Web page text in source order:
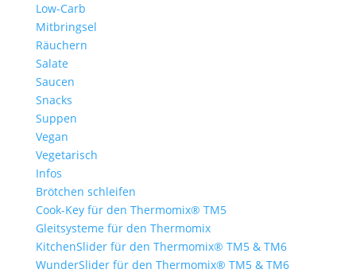
Low-Carb
Mitbringsel
Räuchern
Salate
Saucen
Snacks
Suppen
Vegan
Vegetarisch
Infos
Brötchen schleifen
Cook-Key für den Thermomix® TM5
Gleitsysteme für den Thermomix
KitchenSlider für den Thermomix® TM5 & TM6
WunderSlider für den Thermomix® TM5 & TM6